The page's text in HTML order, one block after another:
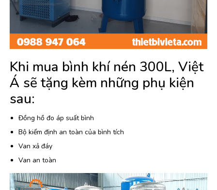
Khi mua bình khí nén 300L, Việt
Á sẽ tặng kèm những phụ kiện
sau:
Đồng hồ đo áp suất bình
Bộ kiểm định an toàn của bình tích
Van xả đáy
Van an toàn